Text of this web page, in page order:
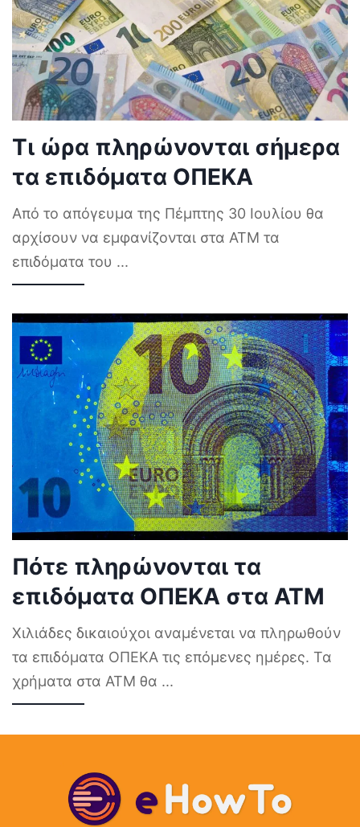
Τι ώρα πληρώνονται σήμερα
τα επιδόματα ΟΠΕΚΑ
Από το απόγευμα της Πέμπτης 30 Ιουλίου θα
αρχίσουν να εμφανίζονται στα ΑΤΜ τα
επιδόματα του ...
Πότε πληρώνονται τα
επιδόματα ΟΠΕΚΑ στα ΑΤΜ
Χιλιάδες δικαιούχοι αναμένεται να πληρωθούν
τα επιδόματα ΟΠΕΚΑ τις επόμενες ημέρες. Τα
χρήματα στα ΑΤΜ θα ...